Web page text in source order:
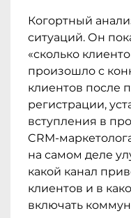
Когортный
ситуаций. Он
«сколько
произошло с
клиентов после
регистрации,
вступления в
CRM-
на самом деле
какой канал
клиентов и в
включать